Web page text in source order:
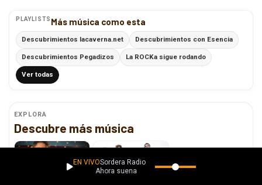
PLAYLISTS Más música como esta
Descubrimientos lacaverna.net Descubrimientos con Esencia
Descubrimientos Pegadizos La ROCKa sigue rodando
Ver todas
EXPLORA
Descubre más música
EN VIVOSordera Radio
Ahora suena